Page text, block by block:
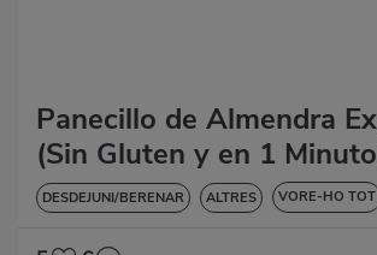
Panecillo de Almendra
(Sin Gluten y en 1
DESDEJUNI/BERENAR ALTRES VORE-HO TOT